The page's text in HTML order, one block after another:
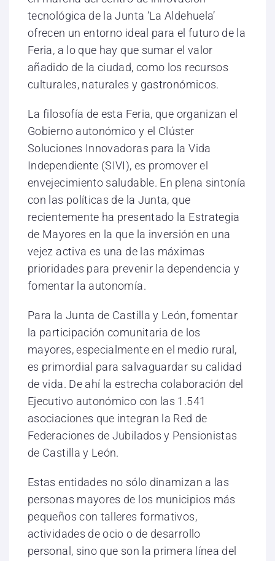
tecnológica de la Junta ‘La Aldehuela’
ofrecen un entorno ideal para el futuro de la
Feria, a lo que hay que sumar el valor
añadido de la ciudad, como los recursos
culturales, naturales y gastronómicos.
La filosofía de esta Feria, que organizan el
Gobierno autonómico y el Clúster
Soluciones Innovadoras para la Vida
Independiente (SIVI), es promover el
envejecimiento saludable. En plena sintonía
con las políticas de la Junta, que
recientemente ha presentado la Estrategia
de Mayores en la que la inversión en una
vejez activa es una de las máximas
prioridades para prevenir la dependencia y
fomentar la autonomía.
Para la Junta de Castilla y León, fomentar
la participación comunitaria de los
mayores, especialmente en el medio rural,
es primordial para salvaguardar su calidad
de vida. De ahí la estrecha colaboración del
Ejecutivo autonómico con las 1.541
asociaciones que integran la Red de
Federaciones de Jubilados y Pensionistas
de Castilla y León.
Estas entidades no sólo dinamizan a las
personas mayores de los municipios más
pequeños con talleres formativos,
actividades de ocio o de desarrollo
personal, sino que son la primera línea del